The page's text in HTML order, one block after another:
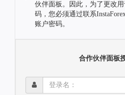
伙伴面板。因此，为了更改
码，您必须通过联系
账户密码。
合作伙伴面板
录